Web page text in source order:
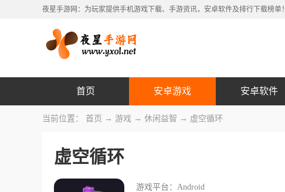
夜星手游网：为玩家提供手机游戏下载、手游资讯，安卓软件及排行下载榜单！
首页 安卓游戏 安卓软件
当前位置： 首页 → 游戏 → 休闲益智 → 虚空循环
虚空循环
游戏平台：Android